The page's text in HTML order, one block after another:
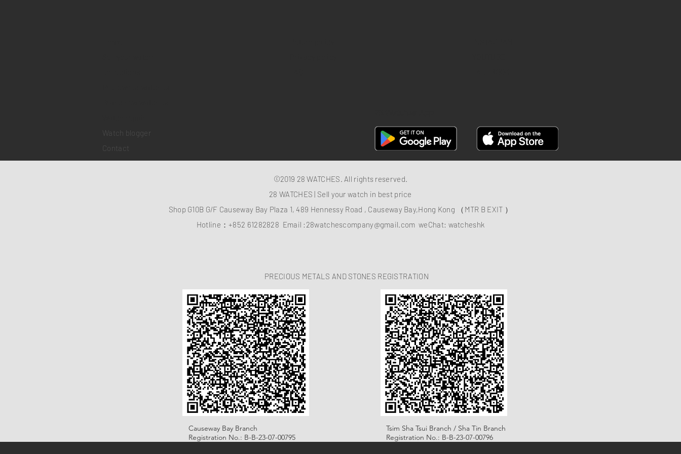
Watch blogger
Contact
©2019 28 WATCHES. All rights reserved.
28 WATCHES | Sell your watch in best price
Shop G10B G/F Causeway Bay Plaza 1, 489 Hennessy Road , Causeway Bay,Hong Kong （MTR B EXIT ）
Hotline：+852 61282828 Email : 28watchescompany@gmail.com weChat: watcheshk
PRECIOUS METALS AND STONES REGISTRATION
Causeway Bay Branch
Registration No.: B-B-23-07-00795
Tsim Sha Tsui Branch / Sha Tin Branch
Registration No.: B-B-23-07-00796